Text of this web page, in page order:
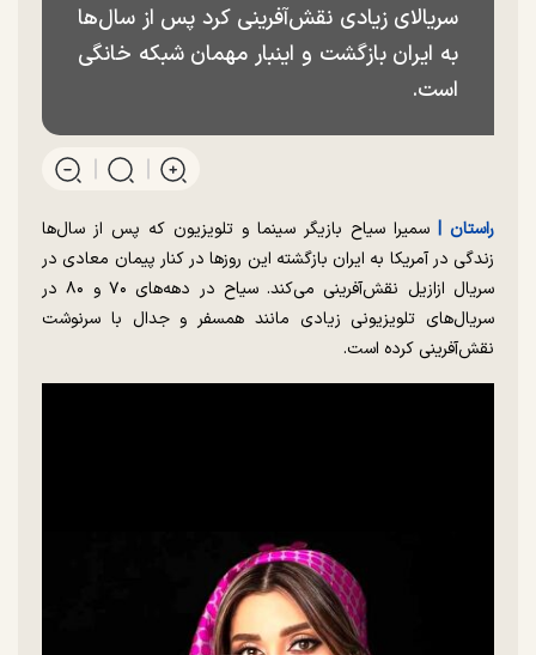
سریالای زیادی نقش‌آفرینی کرد پس از سال‌ها
به ایران بازگشت و اینبار مهمان شبکه خانگی
است.
راستان |‌ سمیرا سیاح بازیگر سینما و تلویزیون که پس از سال‌ها
زندگی در آمریکا به ایران بازگشته این روزها در کنار پیمان معادی در
سریال ازازیل نقش‌آفرینی می‌کند. سیاح در دهه‌های ۷۰ و ۸۰ در
سریال‌های تلویزیونی زیادی مانند همسفر و جدال با سرنوشت
نقش‌آفرینی کرده است.